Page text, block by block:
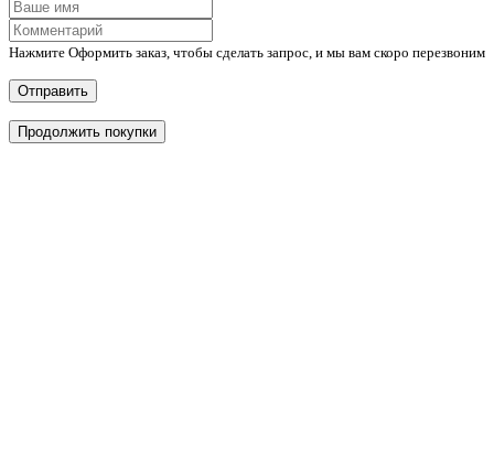
Нажмите Оформить заказ, чтобы сделать запрос, и мы вам скоро перезвоним
Отправить
Продолжить покупки